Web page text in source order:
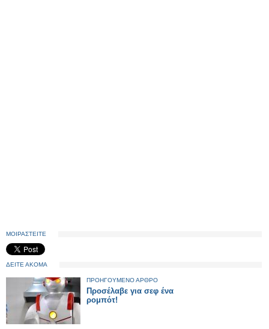
ΜΟΙΡΑΣΤΕΙΤΕ
ΔΕΙΤΕ ΑΚΟΜΑ
ΠΡΟΗΓΟΥΜΕΝΟ ΑΡΘΡΟ
Προσέλαβε για σεφ ένα
ρομπότ!